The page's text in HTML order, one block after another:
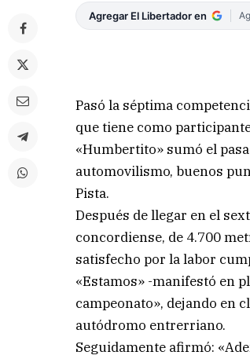
Agregar El Libertador en
Pasó la séptima
que tiene como
«Humbertito» sumó el
automovilismo, buenos
Pista.
Después de llegar en el
concordiense, de 4.700
satisfecho por la labor
«Estamos» -manifestó en
campeonato», dejando en
autódromo entrerriano.
Seguidamente afirmó: